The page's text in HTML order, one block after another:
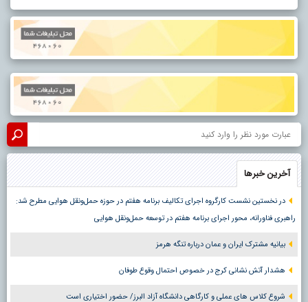
آخرین خبرها
در نخستین نشست کارگروه اجرای تکالیف برنامه هفتم در حوزه حمل‌ونقل هوایی مطرح شد:
راهبری فناورانه، محور اجرای برنامه هفتم در توسعه حمل‌ونقل هوایی
بیانیه مشترک ایران و عمان درباره تنگه هرمز
هشدار آتش نشانی کرج در خصوص احتمال وقوع طوفان
شروع کلاس های عملی و کارگاهی دانشگاه آزاد البرز/ حضور اختیاری است